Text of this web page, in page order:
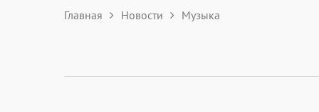
Главная Новости Музыка